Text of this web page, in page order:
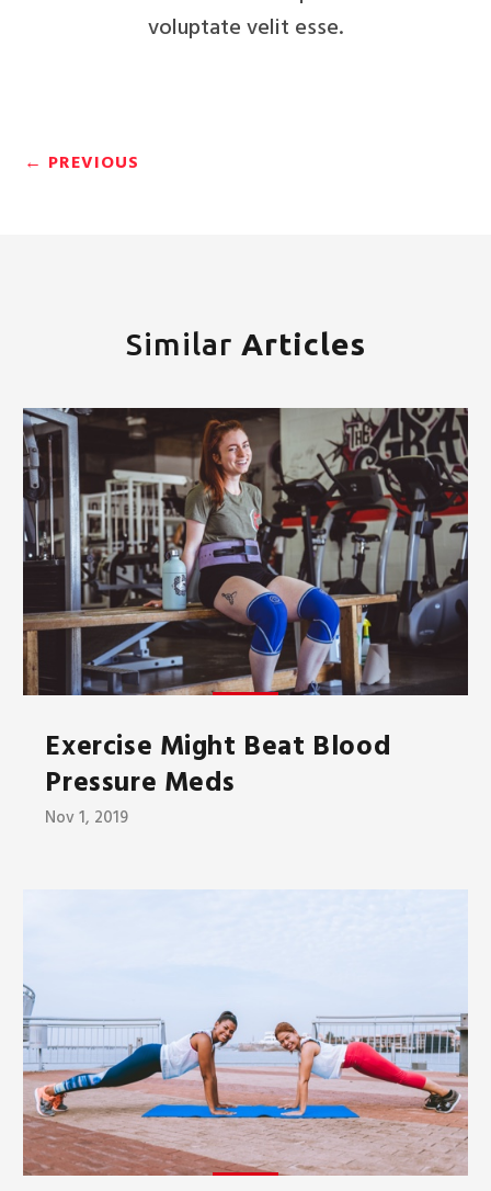
voluptate velit esse.
← PREVIOUS
Similar Articles
Exercise Might Beat Blood
Pressure Meds
Nov 1, 2019